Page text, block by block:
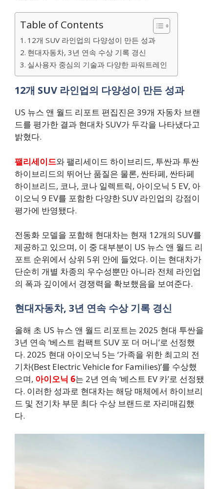
Table of Contents
12개 SUV 라인업의 다양성이 만든 성과
현대자동차, 3년 연속 수상 기록 경신
실사용자 중심의 기술과 다양한 파워트레인
12개 SUV 라인업의 다양성이 만든 성과
US 뉴스 앤 월드 리포트 편집진은 39개 자동차 브랜
드를 평가한 결과 현대차 SUV가 두각을 나타냈다고
밝혔다.
팰리세이드와 팰리세이드 하이브리드, 투싼과 투싼
하이브리드의 뛰어난 품질은 물론, 싼타페, 싼타페
하이브리드, 코나, 코나 일렉트릭, 아이오닉 5 EV, 아
이오닉 9 EV를 포함한 다양한 SUV 라인업의 강점이
평가에 반영됐다.
전동화 모델을 포함해 현대차는 현재 12개의 SUV를
제공하고 있으며, 이 중 대부분이 US 뉴스 앤 월드 리
포트 순위에서 상위 5위 안에 들었다. 이는 현대차가
단순히 개별 차종의 우수성뿐만 아니라 전체 라인업
의 폭과 깊이에서 경쟁력을 확보했음을 보여준다.
현대자동차, 3년 연속 수상 기록 경신
올해 초 US 뉴스 앤 월드 리포트는 2025 현대 투싼을
3년 연속 ‘베스트 컴팩트 SUV 포 더 머니’로 선정했
다. 2025 현대 아이오닉 5는 ‘가족을 위한 최고의 전
기차(Best Electric Vehicle for Families)’를 수상했
으며, 아이오닉 6는 2년 연속 ‘베스트 EV 카’로 선정됐
다. 이러한 성과로 현대차는 해당 매체에서 하이브리
드 및 전기차 부문 최다 수상 브랜드로 자리매김했
다.